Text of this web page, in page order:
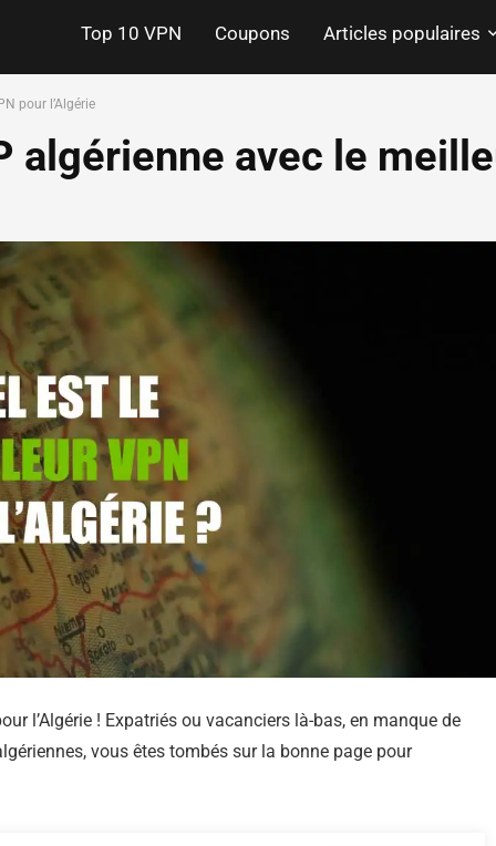
Top 10 VPN Coupons Articles populaires
pour l’Algérie
algérienne avec le
l’Algérie ! Expatriés ou vacanciers là-bas, en manque de
vous êtes tombés sur la bonne page pour